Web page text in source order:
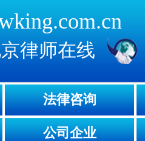
律师在线
法律咨询
公司企业